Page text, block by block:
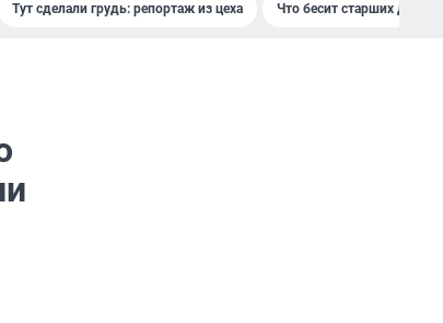
Тут сделали грудь: репортаж из цеха Что бесит старших детей